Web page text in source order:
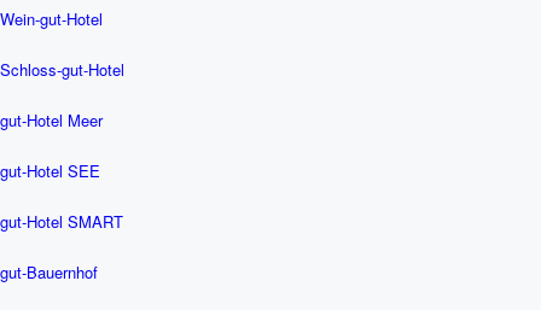
Wein-gut-Hotel
Schloss-gut-Hotel
gut-Hotel Meer
gut-Hotel SEE
gut-Hotel SMART
gut-Bauernhof